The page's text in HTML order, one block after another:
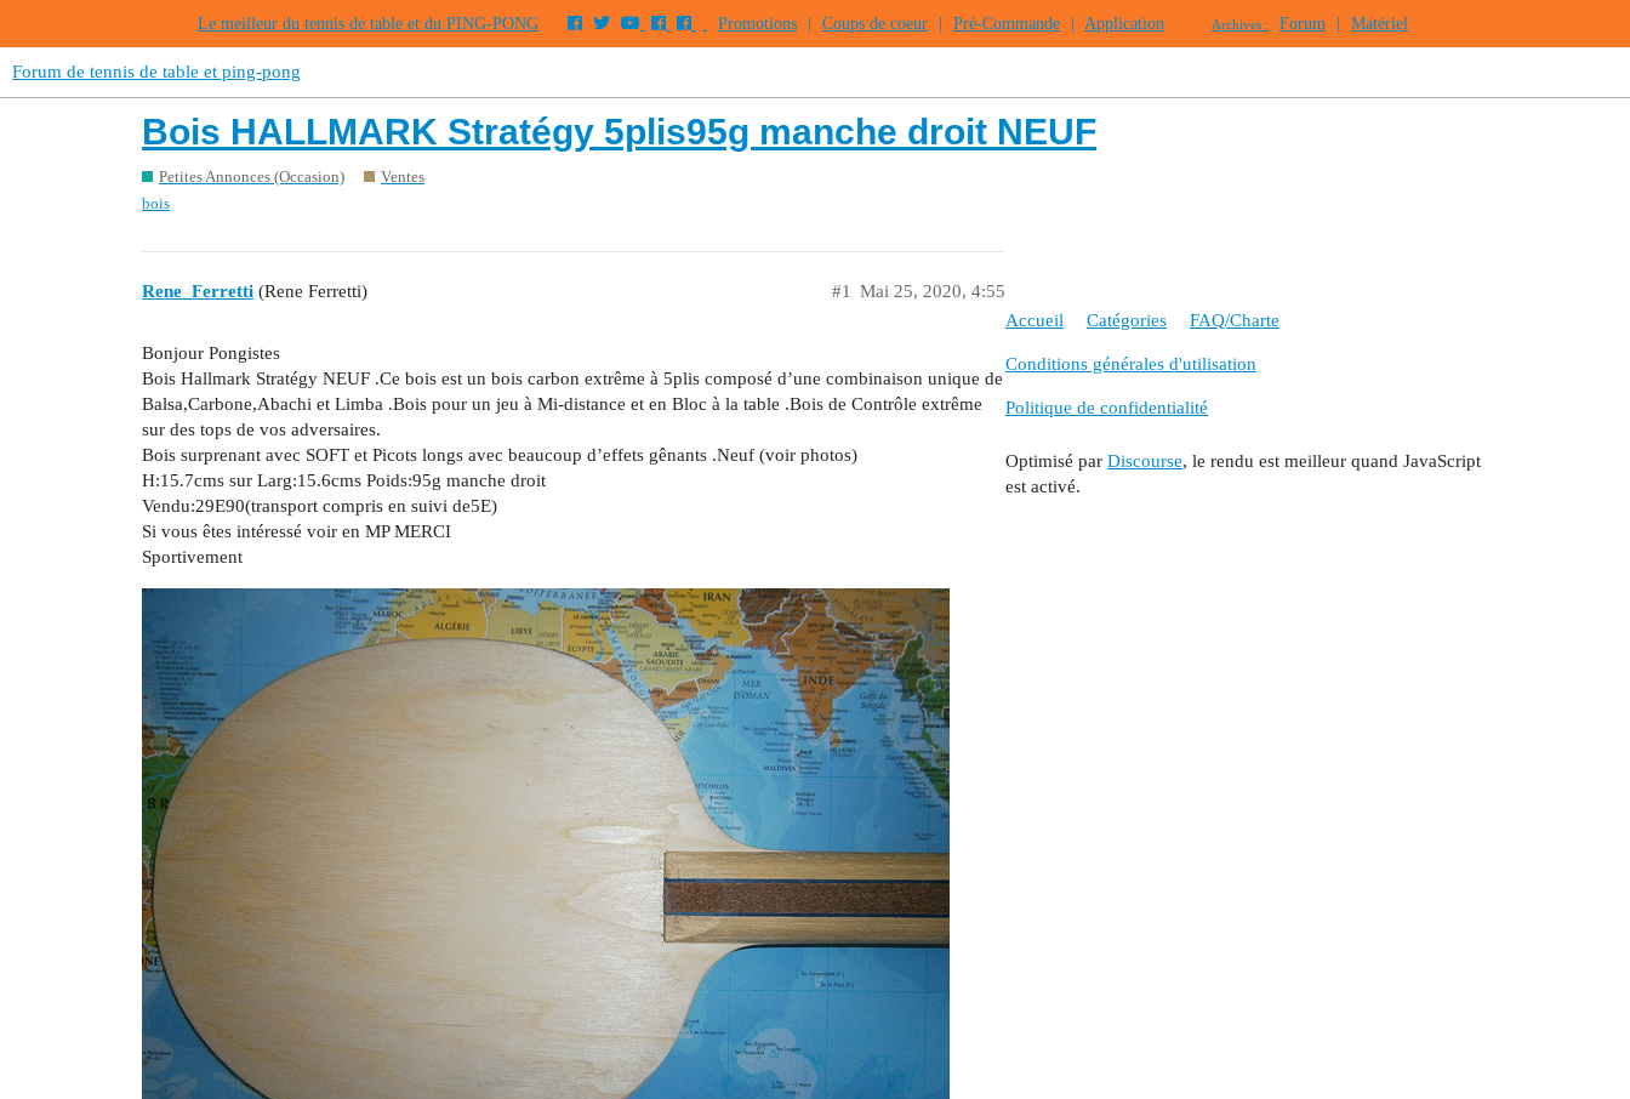
Le meilleur du tennis de table et du PING-PONG Promotions Coups de coeur Pré-Commande Application Archives : Forum Matériel
Forum de tennis de table et ping-pong
Bois HALLMARK Stratégy 5plis95g manche droit NEUF
Petites Annonces (Occasion)
Ventes
bois
Rene_Ferretti (Rene Ferretti) Mai 25, 2020, 4:55
#1
Bonjour Pongistes
Bois Hallmark Stratégy NEUF .Ce bois est un bois carbon extrême à 5plis composé d’une combinaison unique de
Balsa,Carbone,Abachi et Limba .Bois pour un jeu à Mi-distance et en Bloc à la table .Bois de Contrôle extrême
sur des tops de vos adversaires.
Bois surprenant avec SOFT et Picots longs avec beaucoup d’effets gênants .Neuf (voir photos)
H:15.7cms sur Larg:15.6cms Poids:95g manche droit
Vendu:29E90(transport compris en suivi de5E)
Si vous êtes intéressé voir en MP MERCI
Sportivement
Accueil Catégories FAQ/Charte
Conditions générales d'utilisation
Politique de confidentialité
Optimisé par Discourse, le rendu est meilleur quand JavaScript
est activé.